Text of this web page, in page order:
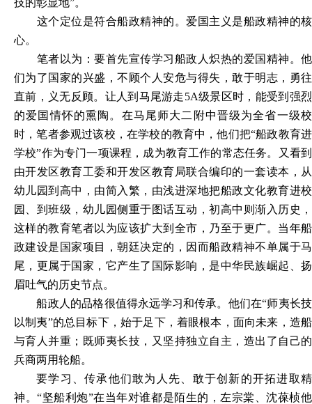
技的彰显地”。
这个定位是符合船政精神的。爱国主义是船政精神的核
心。
笔者以为：要首先宣传学习船政人炽热的爱国精神。他
们为了国家的兴盛，不顾个人安危与得失，敢于明志，勇往
直前，义无反顾。让人到马尾游走5A级景区时，能受到强烈
的爱国情怀的熏陶。在马尾师大二附中晋级为全省一级校
时，笔者参观过该校，在学校的教育中，他们把“船政教育进
学校”作为专门一项课程，成为教育工作的常态任务。又看到
由开发区教育工委和开发区教育局联合编印的一套读本，从
幼儿园到高中，由简入繁，由浅进深地把船政文化教育进校
园、到班级，幼儿园侧重于图话互动，初高中则渐入历史，
这样的教育笔者以为应该扩大到全市，乃至于更广。当年船
政建设是国家项目，朝廷决定的，因而船政精神不单属于马
尾，更属于国家，它产生了国际影响，是中华民族崛起、扬
眉吐气的历史节点。
船政人的品格很值得永远学习和传承。他们在“师夷长技
以制夷”的总目标下，始于足下，着眼根本，面向未来，造船
与育人并重；既师夷长技，又坚持独立自主，造出了自己的
兵商两用轮船。
要学习、传承他们敢为人先、敢于创新的开拓进取精
神。“坚船利炮”在当年对谁都是陌生的，左宗棠、沈葆桢他